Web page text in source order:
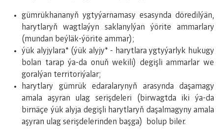
gümrükhananyň ygtyýarnamasy esasynda döredilýän,
harytlaryň wagtlaýyn saklanylýan ýörite ammarlary
(mundan beýläk-ýörite ammar);
ýük alyjylara* (ýük alyjy* - harytlara ygtyýarlyk hukugy
bolan tarap ýa-da onuň wekili) degişli ammarlar we
goralýan territoriýalar;
harytlary gümrük edaralarynyň arasynda daşamagy
amala aşyran ulag serişdeleri (birwagtda iki ýa-da
birnäçe ýük alyja degişli harytlaryň daşalmagyny amala
aşyran ulag serişdelerinden başga) bolup biler.